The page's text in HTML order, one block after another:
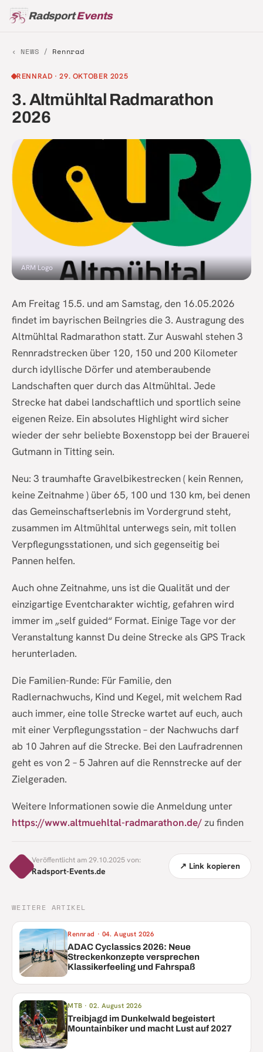
RadsportEvents
‹ NEWS / Rennrad
RENNRAD ·29. OKTOBER 2025
3. Altmühltal Radmarathon
2026
ARM Logo
Am Freitag 15.5. und am Samstag, den 16.05.2026
findet im bayrischen Beilngries die 3. Austragung des
Altmühltal Radmarathon statt. Zur Auswahl stehen 3
Rennradstrecken über 120, 150 und 200 Kilometer
durch idyllische Dörfer und atemberaubende
Landschaften quer durch das Altmühltal. Jede
Strecke hat dabei landschaftlich und sportlich seine
eigenen Reize. Ein absolutes Highlight wird sicher
wieder der sehr beliebte Boxenstopp bei der Brauerei
Gutmann in Titting sein.
Neu: 3 traumhafte Gravelbikestrecken ( kein Rennen,
keine Zeitnahme ) über 65, 100 und 130 km, bei denen
das Gemeinschaftserlebnis im Vordergrund steht,
zusammen im Altmühltal unterwegs sein, mit tollen
Verpflegungsstationen, und sich gegenseitig bei
Pannen helfen.
Auch ohne Zeitnahme, uns ist die Qualität und der
einzigartige Eventcharakter wichtig, gefahren wird
immer im „self guided“ Format. Einige Tage vor der
Veranstaltung kannst Du deine Strecke als GPS Track
herunterladen.
Die Familien-Runde: Für Familie, den
Radlernachwuchs, Kind und Kegel, mit welchem Rad
auch immer, eine tolle Strecke wartet auf euch, auch
mit einer Verpflegungsstation – der Nachwuchs darf
ab 10 Jahren auf die Strecke. Bei den Laufradrennen
geht es von 2 – 5 Jahren auf die Rennstrecke auf der
Zielgeraden.
Weitere Informationen sowie die Anmeldung unter
https://www.altmuehltal-radmarathon.de/zu finden
Veröffentlicht am 29.10.2025 von:
Radsport-Events.de ↗ Link kopieren
WEITERE ARTIKEL
Rennrad · 04. August 2026
ADAC Cyclassics 2026: Neue
Streckenkonzepte versprechen
Klassikerfeeling und Fahrspaß
MTB ·02. August 2026
Treibjagd im Dunkelwald begeistert
Mountainbiker und macht Lust auf 2027